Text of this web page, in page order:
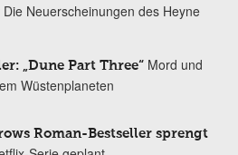
Die Neuerscheinungen des Heyne
„Dune Part Three“ Mord und
Wüstenplaneten
Roman-Bestseller sprengt